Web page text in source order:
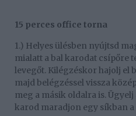
15 perces office torna
1.) Helyes ülésben nyújtsd
mialatt a bal karodat csípőre
levegőt. Kilégzéskor hajolj el
majd belégzéssel vissza
meg a másik oldalra is.
karod maradjon egy síkban a